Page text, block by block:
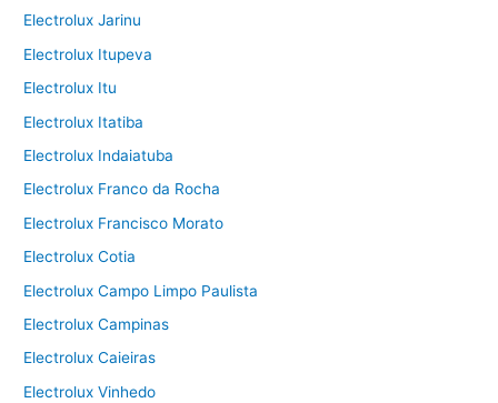
Electrolux Jarinu
Electrolux Itupeva
Electrolux Itu
Electrolux Itatiba
Electrolux Indaiatuba
Electrolux Franco da Rocha
Electrolux Francisco Morato
Electrolux Cotia
Electrolux Campo Limpo Paulista
Electrolux Campinas
Electrolux Caieiras
Electrolux Vinhedo